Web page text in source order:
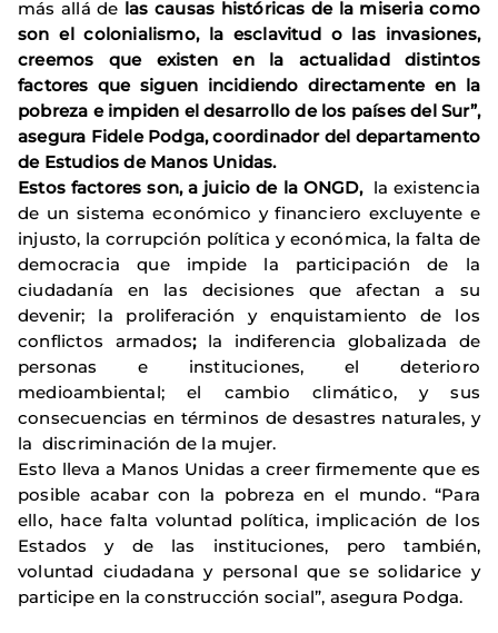
más allá de las causas históricas de la miseria como
son el colonialismo, la esclavitud o las invasiones,
creemos que existen en la actualidad distintos
factores que siguen incidiendo directamente en la
pobreza e impiden el desarrollo de los países del Sur”,
asegura Fidele Podga, coordinador del departamento
de Estudios de Manos Unidas.
Estos factores son, a juicio de la ONGD, la existencia
de un sistema económico y financiero excluyente e
injusto, la corrupción política y económica, la falta de
democracia que impide la participación de la
ciudadanía en las decisiones que afectan a su
devenir; la proliferación y enquistamiento de los
conflictos armados; la indiferencia globalizada de
personas e instituciones, el deterioro
medioambiental; el cambio climático, y sus
consecuencias en términos de desastres naturales, y
la discriminación de la mujer.
Esto lleva a Manos Unidas a creer firmemente que es
posible acabar con la pobreza en el mundo. “Para
ello, hace falta voluntad política, implicación de los
Estados y de las instituciones, pero también,
voluntad ciudadana y personal que se solidarice y
participe en la construcción social”, asegura Podga.